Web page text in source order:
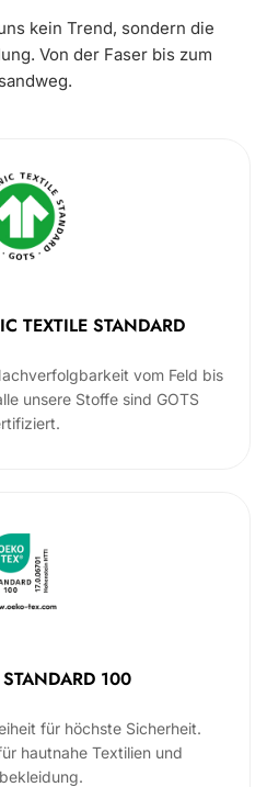
kein Trend, sondern die
Von der Faser bis zum
TEXTILE STANDARD
vom Feld bis
unsere Stoffe sind GOTS
100
für höchste Sicherheit.
hautnahe Textilien und